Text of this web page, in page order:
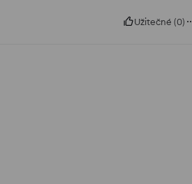
Užitečné (0)